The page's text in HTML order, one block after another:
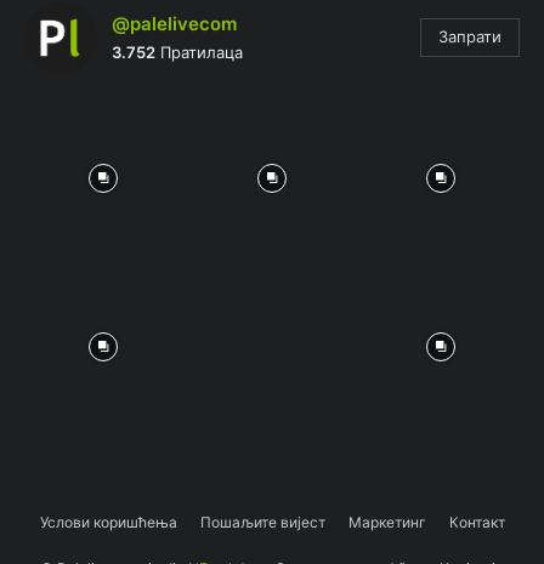
@palelivecom
3.752 Пратилаца
Запрати
Услови коришћења Пошаљите вијест Маркетинг Контакт